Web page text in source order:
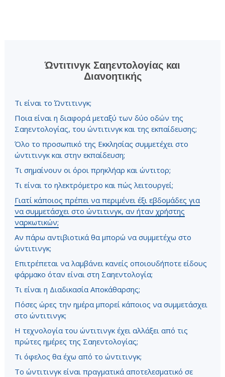
Ώντιτινγκ Σαηεντολογίας και
Διανοητικής
Τι είναι το Ώντιτινγκ;
Ποια είναι η διαφορά μεταξύ των δύο οδών της
Σαηεντολογίας, του ώντιτινγκ και της εκπαίδευσης;
Όλο το προσωπικό της Εκκλησίας συμμετέχει στο
ώντιτινγκ και στην εκπαίδευση;
Τι σημαίνουν οι όροι πρηκλήαρ και ώντιτορ;
Τι είναι το ηλεκτρόμετρο και πώς λειτουργεί;
Γιατί κάποιος πρέπει να περιμένει έξι εβδομάδες για
να συμμετάσχει στο ώντιτινγκ, αν ήταν χρήστης
ναρκωτικών;
Αν πάρω αντιβιοτικά θα μπορώ να συμμετέχω στο
ώντιτινγκ;
Επιτρέπεται να λαμβάνει κανείς οποιουδήποτε είδους
φάρμακο όταν είναι στη Σαηεντολογία;
Τι είναι η Διαδικασία Αποκάθαρσης;
Πόσες ώρες την ημέρα μπορεί κάποιος να συμμετάσχει
στο ώντιτινγκ;
Η τεχνολογία του ώντιτινγκ έχει αλλάξει από τις
πρώτες ημέρες της Σαηεντολογίας;
Τι όφελος θα έχω από το ώντιτινγκ;
Το ώντιτινγκ είναι πραγματικά αποτελεσματικό σε